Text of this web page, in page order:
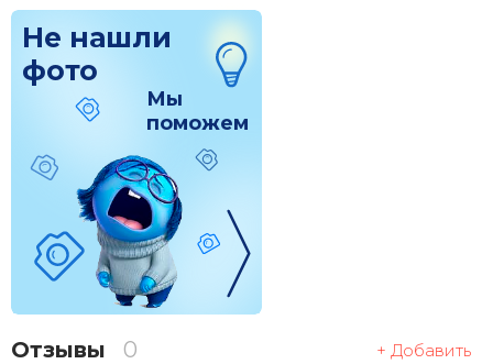
Не нашли
фото
Мы
поможем
Отзывы 0 + Добавить